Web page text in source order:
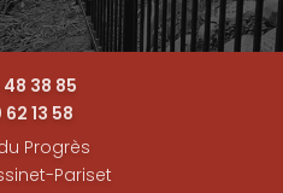
38 85
13 58
Progrès
Pariset